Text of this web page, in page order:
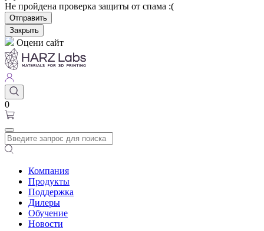
Не пройдена проверка защиты от спама :(
Отправить
Закрыть
Оцени сайт
0
Компания
Продукты
Поддержка
Дилеры
Обучение
Новости